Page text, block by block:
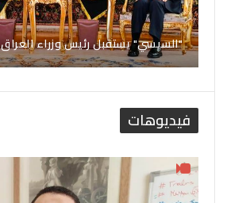
"السيسي" يستقبل رئيس وزراء العراق
فيديوهات